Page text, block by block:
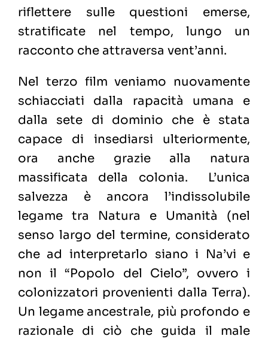
riflettere sulle questioni emerse,
stratificate nel tempo, lungo un
racconto che attraversa vent’anni.
Nel terzo film veniamo nuovamente
schiacciati dalla rapacità umana e
dalla sete di dominio che è stata
capace di insediarsi ulteriormente,
ora anche grazie alla natura
massificata della colonia. L’unica
salvezza è ancora l’indissolubile
legame tra Natura e Umanità (nel
senso largo del termine, considerato
che ad interpretarlo siano i Na’vi e
non il “Popolo del Cielo”, ovvero i
colonizzatori provenienti dalla Terra).
Un legame ancestrale, più profondo e
razionale di ciò che guida il male